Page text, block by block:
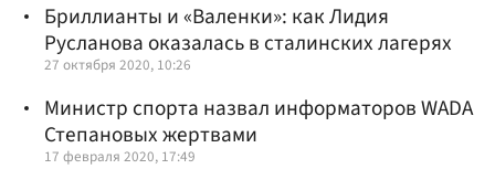
Бриллианты и «Валенки»: как Лидия
Русланова оказалась в сталинских лагерях
27 октября 2020, 10:26
Министр спорта назвал информаторов WADA
Степановых жертвами
17 февраля 2020, 17:49